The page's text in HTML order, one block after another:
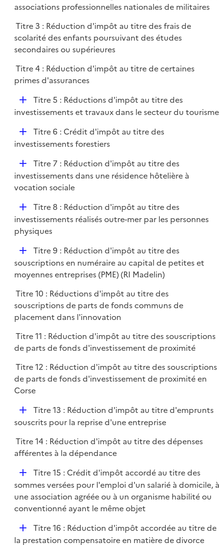
r
i
e
associations professionnelles nationales de militaires
Titre 3 : Réduction d'impôt au titre des frais de
scolarité des enfants poursuivant des études
secondaires ou supérieures
Titre 4 : Réduction d'impôt au titre de certaines
primes d'assurances
D
é
i
Titre 5 : Réductions d'impôt au titre des
investissements et travaux dans le secteur du tourisme
D
é
i
e
Titre 6 : Crédit d'impôt au titre des
investissements forestiers
D
é
p
e
r
Titre 7 : Réduction d'impôt au titre des
investissements dans une résidence hôtelière à
vocation sociale
D
é
p
e
r
Titre 8 : Réduction d'impôt au titre des
investissements réalisés outre-mer par les personnes
physiques
D
é
p
i
e
r
Titre 9 : Réduction d'impôt au titre des
souscriptions en numéraire au capital de petites et
moyennes entreprises (PME) (RI Madelin)
Titre 10 : Réductions d'impôt au titre des
souscriptions de parts de fonds communs de
placement dans l'innovation
Titre 11 : Réduction d'impôt au titre des souscriptions
de parts de fonds d'investissement de proximité
Titre 12 : Réduction d'impôt au titre des souscriptions
de parts de fonds d'investissement de proximité en
Corse
D
é
l
i
Titre 13 : Réduction d'impôt au titre d'emprunts
souscrits pour la reprise d'une entreprise
Titre 14 : Réduction d'impôt au titre des dépenses
afférentes à la dépendance
D
é
p
l
Titre 15 : Crédit d'impôt accordé au titre des
sommes versées pour l'emploi d'un salarié à domicile, à
une association agréée ou à un organisme habilité ou
conventionné ayant le même objet
D
é
Titre 16 : Réduction d'impôt accordée au titre de
la prestation compensatoire en matière de divorce